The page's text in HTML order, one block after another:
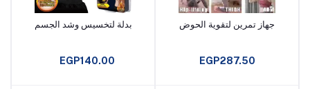
أضف إلى السلة
جهاز تمرين لتقوية الحوض
EGP287.50
أضف إلى السلة
بدلة لتخسيس وشد الجسم
EGP140.00